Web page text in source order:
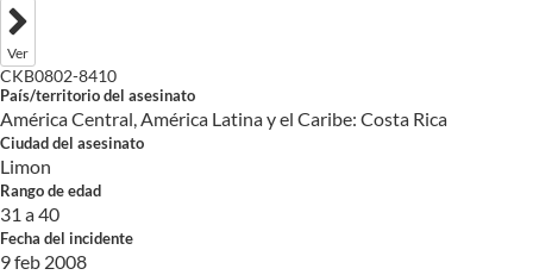
Ver
CKB0802-8410
País/territorio del asesinato
América Central, América Latina y el Caribe: Costa Rica
Ciudad del asesinato
Limon
Rango de edad
31 a 40
Fecha del incidente
9 feb 2008